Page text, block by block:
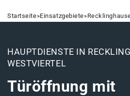
Startseite»Einsatzgebiete»
HAUPTDIENSTE IN
WESTVIERTEL
Türöffnung mit